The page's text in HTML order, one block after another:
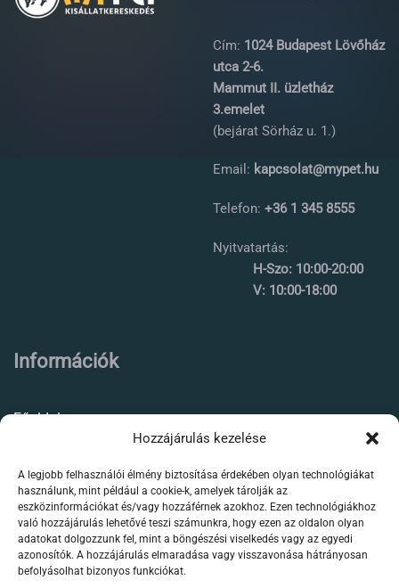
Hozzájárulás kezelése
A legjobb felhasználói élmény biztosítása érdekében olyan technológiákat
használunk, mint például a cookie-k, amelyek tárolják az
eszközinformációkat és/vagy hozzáférnek azokhoz. Ezen technológiákhoz
való hozzájárulás lehetővé teszi számunkra, hogy ezen az oldalon olyan
adatokat dolgozzunk fel, mint a böngészési viselkedés vagy az egyedi
azonosítók. A hozzájárulás elmaradása vagy visszavonása hátrányosan
befolyásolhat bizonyos funkciókat.
Cím: 1024 Budapest Lövőház
utca 2-6.
Mammut II. üzletház
3.emelet
(bejárat Sörház u. 1.)
Email: kapcsolat@mypet.hu
Telefon: +36 1 345 8555
Nyitvatartás:
H-Szo: 10:00-20:00
V: 10:00-18:00
Információk
Főoldal
Élőállat kereskedés
Forgalmazott termékeink
Szaktanácsadás /